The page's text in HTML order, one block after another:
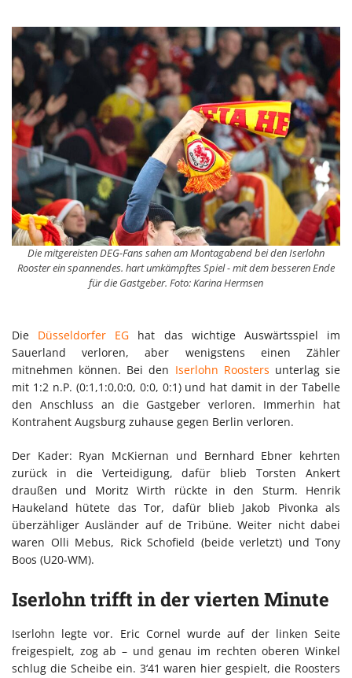
Die mitgereisten DEG-Fans sahen am Montagabend bei den Iserlohn
Rooster ein spannendes. hart umkämpftes Spiel - mit dem besseren Ende
für die Gastgeber. Foto: Karina Hermsen
Die Düsseldorfer EG hat das wichtige Auswärtsspiel im
Sauerland verloren, aber wenigstens einen Zähler
mitnehmen können. Bei den Iserlohn Roosters unterlag sie
mit 1:2 n.P. (0:1,1:0,0:0, 0:0, 0:1) und hat damit in der Tabelle
den Anschluss an die Gastgeber verloren. Immerhin hat
Kontrahent Augsburg zuhause gegen Berlin verloren.
Der Kader: Ryan McKiernan und Bernhard Ebner kehrten
zurück in die Verteidigung, dafür blieb Torsten Ankert
draußen und Moritz Wirth rückte in den Sturm. Henrik
Haukeland hütete das Tor, dafür blieb Jakob Pivonka als
überzähliger Ausländer auf de Tribüne. Weiter nicht dabei
waren Olli Mebus, Rick Schofield (beide verletzt) und Tony
Boos (U20-WM).
Iserlohn trifft in der vierten Minute
Iserlohn legte vor. Eric Cornel wurde auf der linken Seite
freigespielt, zog ab – und genau im rechten oberen Winkel
schlug die Scheibe ein. 3‘41 waren hier gespielt, die Roosters